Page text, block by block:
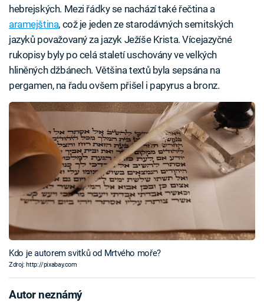
hebrejských. Mezi řádky se nachází také řečtina a
aramejština, což je jeden ze starodávných semitských
jazyků považovaný za jazyk Ježíše Krista. Vícejazyčné
rukopisy byly po celá staletí uschovány ve velkých
hliněných džbánech. Většina textů byla sepsána na
pergamen, na řadu ovšem přišel i papyrus a bronz.
Kdo je autorem svitků od Mrtvého moře?
Zdroj: http://pixabay.com
Autor neznámý